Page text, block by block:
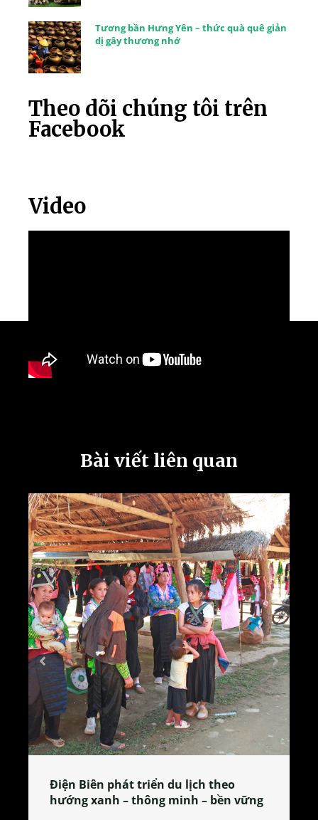
Tương bần Hưng Yên – thức quà quê giản
dị gây thương nhớ
Theo dõi chúng tôi trên
Facebook
Video
Bài viết liên quan
Làng làm bánh tẻ Phú Nhi – nơi lan
tỏa đặc sản xứ Đoài